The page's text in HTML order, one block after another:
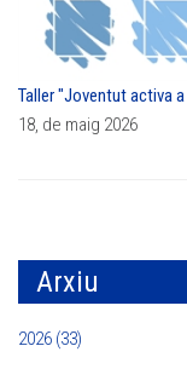
Taller "Joventut activa a
18, de maig 2026
Arxiu
2026 (33)